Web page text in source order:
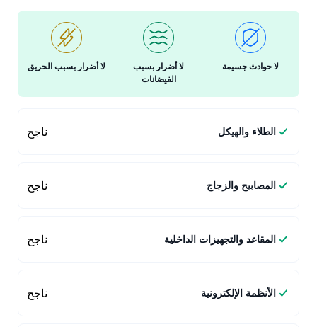
لا حوادث جسيمة
لا أضرار بسبب
الفيضانات
لا أضرار بسبب الحريق
الطلاء والهيكل ناجح
المصابيح والزجاج ناجح
المقاعد والتجهيزات الداخلية ناجح
الأنظمة الإلكترونية ناجح